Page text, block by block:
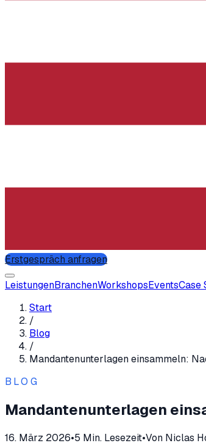
Erstgespräch anfragen
LeistungenBranchenWorkshopsEventsCase
Start
/
Blog
/
Mandantenunterlagen einsammeln:
BLOG
Mandantenunterlagen
16. März 2026•5 Min. Lesezeit•Von Niclas